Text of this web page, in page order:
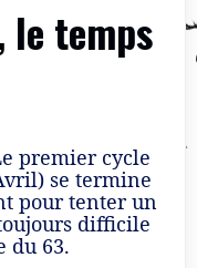
temps
premier cycle
se termine
pour tenter un
difficile
du 63.